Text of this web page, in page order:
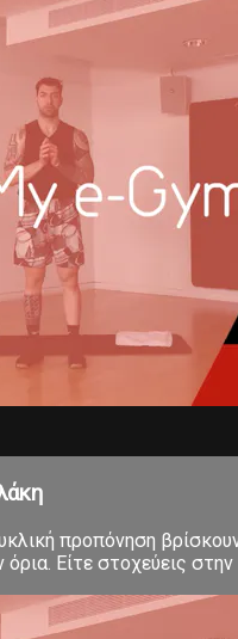
προπόνηση
Είτε στοχεύεις στην